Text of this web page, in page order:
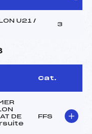
U21 /
3
Cat.
DE
FFS